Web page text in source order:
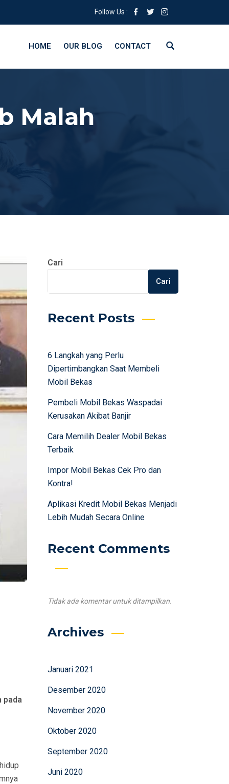
Follow Us :
HOME OUR BLOG CONTACT
Malah
pada
Cari
Cari
Recent Posts
6 Langkah yang Perlu
Dipertimbangkan Saat Membeli
Mobil Bekas
Pembeli Mobil Bekas Waspadai
Kerusakan Akibat Banjir
Cara Memilih Dealer Mobil Bekas
Terbaik
Impor Mobil Bekas Cek Pro dan
Kontra!
Aplikasi Kredit Mobil Bekas Menjadi
Lebih Mudah Secara Online
Recent Comments
Tidak ada komentar untuk ditampilkan.
Archives
Januari 2021
Desember 2020
November 2020
Oktober 2020
September 2020
Juni 2020